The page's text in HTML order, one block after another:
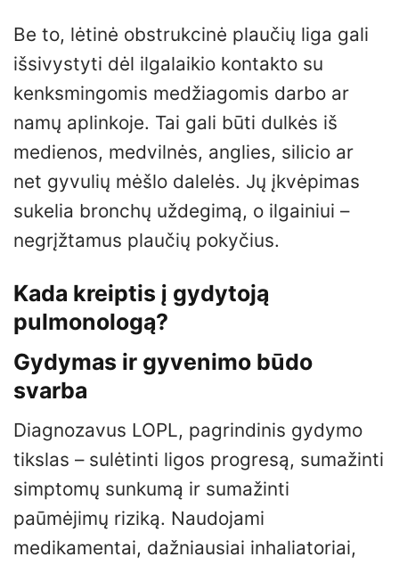
Be to, lėtinė obstrukcinė plaučių liga gali
išsivystyti dėl ilgalaikio kontakto su
kenksmingomis medžiagomis darbo ar
namų aplinkoje. Tai gali būti dulkės iš
medienos, medvilnės, anglies, silicio ar
net gyvulių mėšlo dalelės. Jų įkvėpimas
sukelia bronchų uždegimą, o ilgainiui –
negrįžtamus plaučių pokyčius.
Kada kreiptis į gydytoją
pulmonologą?
Gydymas ir gyvenimo būdo
svarba
Diagnozavus LOPL, pagrindinis gydymo
tikslas – sulėtinti ligos progresą, sumažinti
simptomų sunkumą ir sumažinti
paūmėjimų riziką. Naudojami
medikamentai, dažniausiai inhaliatoriai,